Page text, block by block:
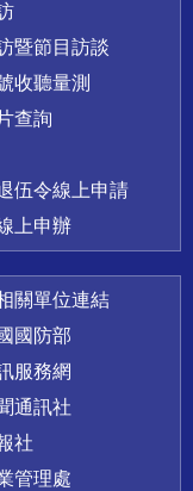
暨節目訪談
收聽量測
查詢
伍令線上申請
上申辦
關單位連結
國防部
服務網
通訊社
社
管理處